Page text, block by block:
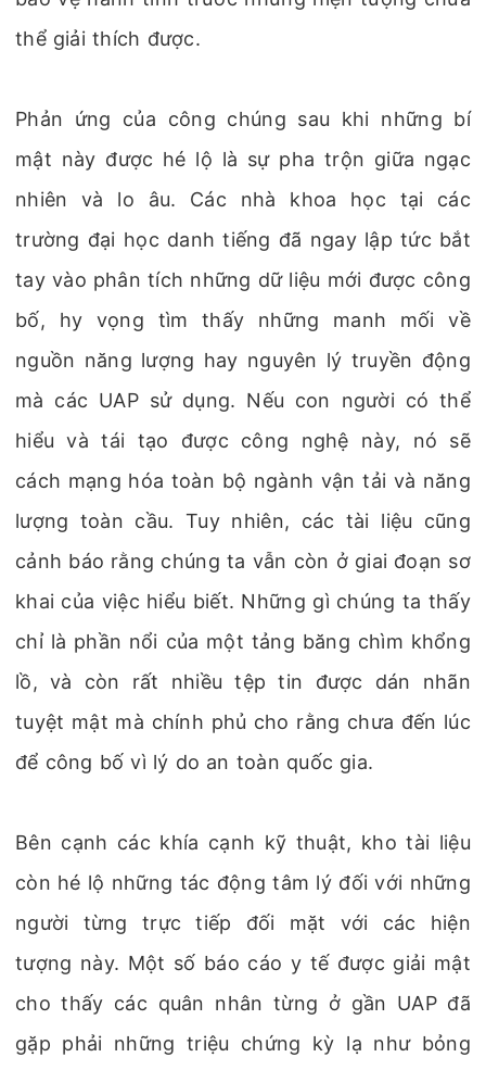
thể giải thích được.
Phản ứng của công chúng sau khi những bí
mật này được hé lộ là sự pha trộn giữa ngạc
nhiên và lo âu. Các nhà khoa học tại các
trường đại học danh tiếng đã ngay lập tức bắt
tay vào phân tích những dữ liệu mới được công
bố, hy vọng tìm thấy những manh mối về
nguồn năng lượng hay nguyên lý truyền động
mà các UAP sử dụng. Nếu con người có thể
hiểu và tái tạo được công nghệ này, nó sẽ
cách mạng hóa toàn bộ ngành vận tải và năng
lượng toàn cầu. Tuy nhiên, các tài liệu cũng
cảnh báo rằng chúng ta vẫn còn ở giai đoạn sơ
khai của việc hiểu biết. Những gì chúng ta thấy
chỉ là phần nổi của một tảng băng chìm khổng
lồ, và còn rất nhiều tệp tin được dán nhãn
tuyệt mật mà chính phủ cho rằng chưa đến lúc
để công bố vì lý do an toàn quốc gia.
Bên cạnh các khía cạnh kỹ thuật, kho tài liệu
còn hé lộ những tác động tâm lý đối với những
người từng trực tiếp đối mặt với các hiện
tượng này. Một số báo cáo y tế được giải mật
cho thấy các quân nhân từng ở gần UAP đã
gặp phải những triệu chứng kỳ lạ như bỏng